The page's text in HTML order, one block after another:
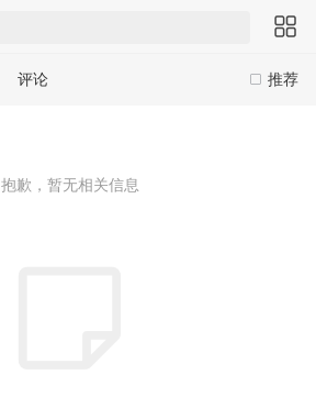
推荐
评论
抱歉，暂无相关信息